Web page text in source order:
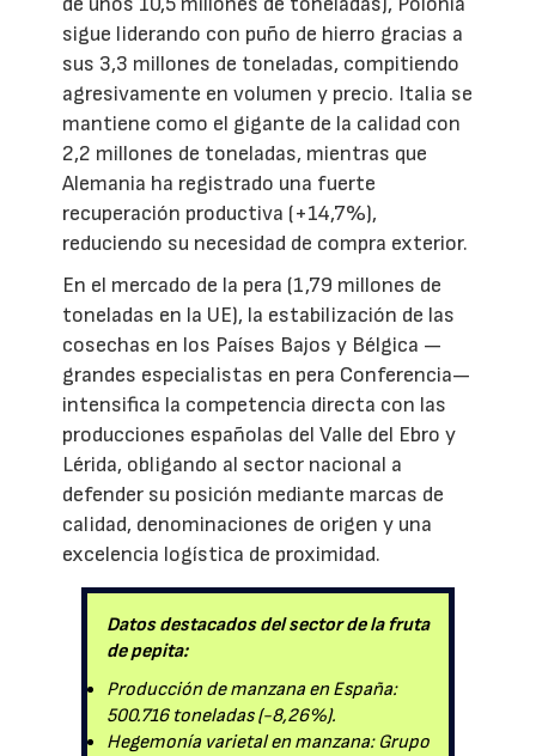
sigue liderando con puño de hierro gracias a
sus 3,3 millones de toneladas, compitiendo
agresivamente en volumen y precio. Italia se
mantiene como el gigante de la calidad con
2,2 millones de toneladas, mientras que
Alemania ha registrado una fuerte
recuperación productiva (+14,7%),
reduciendo su necesidad de compra exterior.
En el mercado de la pera (1,79 millones de
toneladas en la UE), la estabilización de las
cosechas en los Países Bajos y Bélgica —
grandes especialistas en pera Conferencia—
intensifica la competencia directa con las
producciones españolas del Valle del Ebro y
Lérida, obligando al sector nacional a
defender su posición mediante marcas de
calidad, denominaciones de origen y una
excelencia logística de proximidad.
Datos destacados del sector de la fruta
de pepita:
Producción de manzana en España:
500.716 toneladas (-8,26%).
Hegemonía varietal en manzana: Grupo